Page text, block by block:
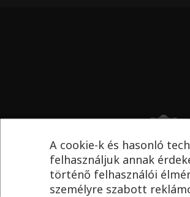
A cookie-k és hasonló
felhasználjuk annak
történő felhasználói
személyre szabott